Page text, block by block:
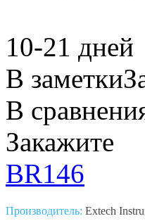
10-21 дней
В заметки
В
Закажите
BR146
Производитель: Extech